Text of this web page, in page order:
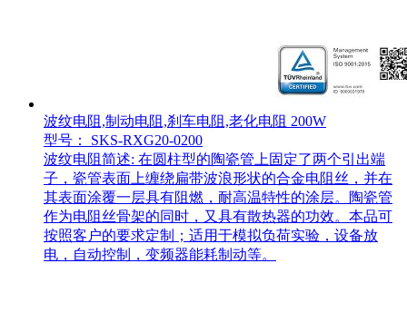
波纹电阻,制动电阻,刹车电阻,老化电阻 200W
型号： SKS-RXG20-0200
波纹电阻简述: 在圆柱型的陶瓷管上固定了两个引出端
子，瓷管表面上缠绕扁带波浪形状的合金电阻丝，并在
其表面涂覆一层具有阻燃，耐高温特性的涂层。陶瓷管
作为电阻丝骨架的同时，又具有散热器的功效。本品可
按照客户的要求定制；适用于模拟负荷实验，设备放
电，自动控制，变频器能耗制动等。